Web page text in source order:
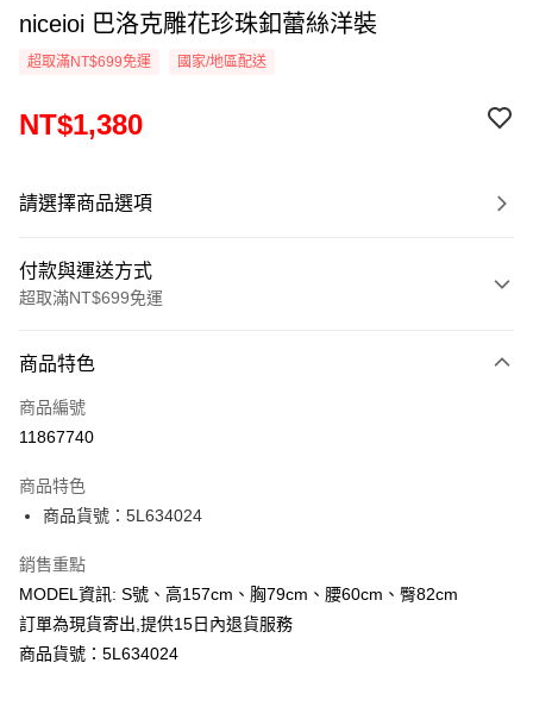
niceioi 巴洛克雕花珍珠釦蕾絲洋裝
超取滿NT$699免運 國家/地區配送
NT$1,380
請選擇商品選項
付款與運送方式
超取滿NT$699免運
信用卡一次付款
超商取貨付款
Apple Pay
Google Pay
運送方式
全家取貨付款
商品特色
商品編號
11867740
商品特色
商品貨號：5L634024
銷售重點
MODEL資訊: S號、高157cm、胸79cm、腰60cm、臀82cm
訂單為現貨寄出,提供15日內退貨服務
商品貨號：5L634024